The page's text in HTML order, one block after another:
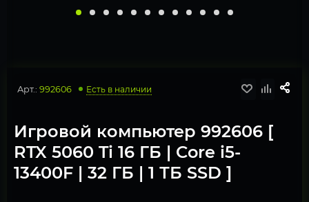
Арт.: 992606 Есть в наличии
Игровой компьютер 992606 [
RTX 5060 Ti 16 ГБ | Core i5-
13400F | 32 ГБ | 1 ТБ SSD ]